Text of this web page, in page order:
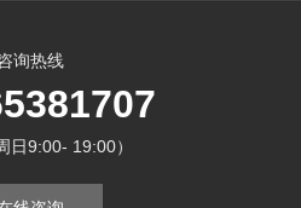
询热线
日9:00- 19:00）